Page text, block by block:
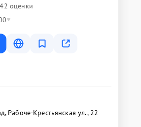
42 оценки
Рабоче-Крестьянская ул., 22